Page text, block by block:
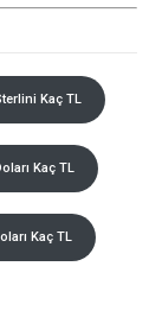
Kaç TL
Kaç TL
Kaç TL